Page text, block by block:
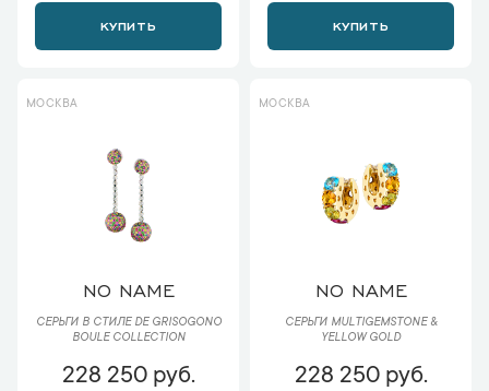
КУПИТЬ КУПИТЬ
МОСКВА
NO NAME
СЕРЬГИ В СТИЛЕ DE GRISOGONO
BOULE COLLECTION
228 250 руб.
МОСКВА
NO NAME
СЕРЬГИ MULTIGEMSTONE &
YELLOW GOLD
228 250 руб.